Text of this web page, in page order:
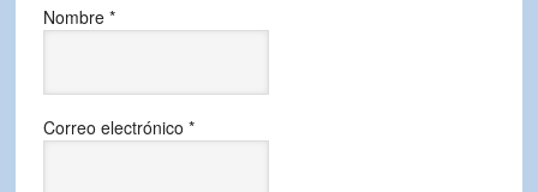
Nombre *
Correo electrónico *